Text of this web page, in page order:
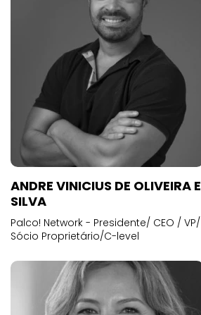
ANDRE VINICIUS DE OLIVEIRA E
SILVA
Palco! Network - Presidente/ CEO / VP/
Sócio Proprietário/C-level